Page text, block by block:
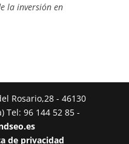
la inversión en
Rosario,28 - 46130
Tel: 96 144 52 85 -
de privacidad